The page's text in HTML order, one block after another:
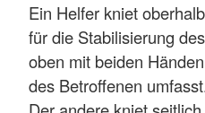
Ein Helfer kniet
für die Stabilisierung
oben mit beiden
des Betroffenen